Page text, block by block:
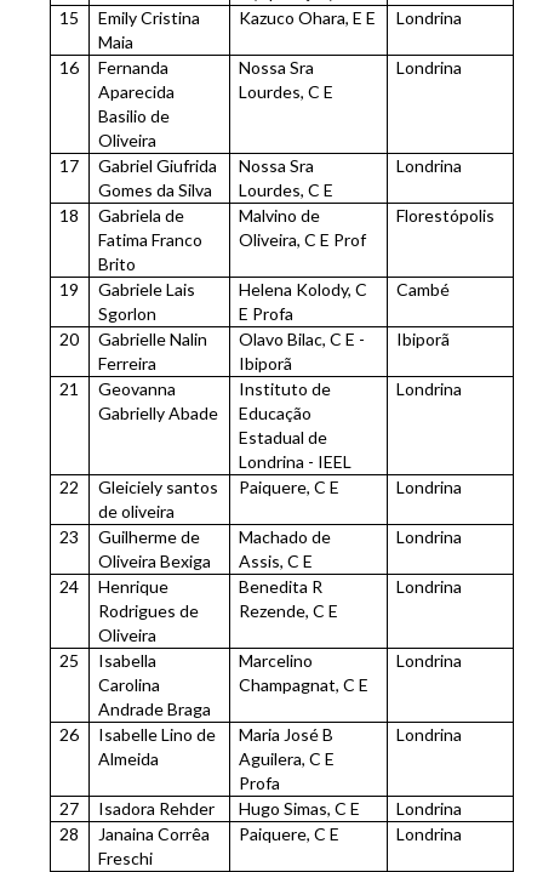
15
Emily Cristina
Maia
Kazuco Ohara, E E Londrina
16
Fernanda
Aparecida
Basilio de
Oliveira
Nossa Sra
Lourdes, C E
Londrina
17
Gabriel Giufrida
Gomes da Silva
Nossa Sra
Lourdes, C E
Londrina
18
Gabriela de
Fatima Franco
Brito
Malvino de
Oliveira, C E Prof
Florestópolis
19
Gabriele Lais
Sgorlon
Helena Kolody, C
E Profa
Cambé
20
Gabrielle Nalin
Ferreira
Olavo Bilac, C E -
Ibiporã
Ibiporã
21
Geovanna
Gabrielly Abade
Instituto de
Educação
Estadual de
Londrina - IEEL
Londrina
22
Gleiciely santos
de oliveira
Paiquere, C E Londrina
23
Guilherme de
Oliveira Bexiga
Machado de
Assis, C E
Londrina
24
Henrique
Rodrigues de
Oliveira
Benedita R
Rezende, C E
Londrina
25
Isabella
Carolina
Andrade Braga
Marcelino
Champagnat, C E
Londrina
26
Isabelle Lino de
Almeida
Maria José B
Aguilera, C E
Profa
Londrina
27 Isadora Rehder Hugo Simas, C E
Londrina
28
Janaina Corrêa
Freschi
Paiquere, C E Londrina